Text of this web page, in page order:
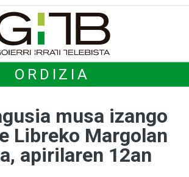
ORDIZIA
musa izango
Libreko Margolan
apirilaren 12an